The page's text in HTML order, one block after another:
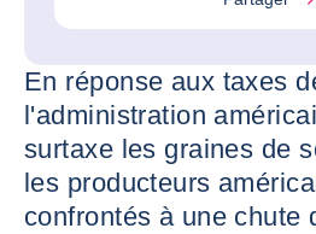
En réponse aux taxes
l'administration
surtaxe les graines de
les producteurs
confrontés à une chute